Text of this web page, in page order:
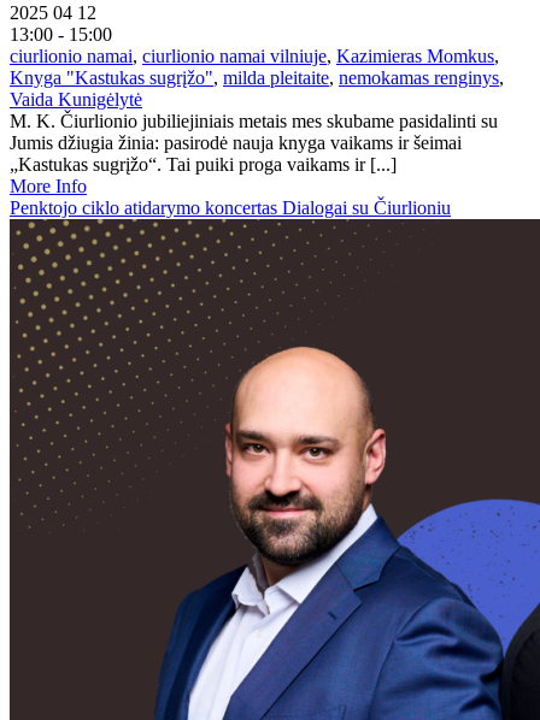
2025 04 12
13:00 - 15:00
ciurlionio namai, ciurlionio namai vilniuje, Kazimieras Momkus,
Knyga "Kastukas sugrįžo", milda pleitaite, nemokamas renginys,
Vaida Kunigėlytė
M. K. Čiurlionio jubiliejiniais metais mes skubame pasidalinti su
Jumis džiugia žinia: pasirodė nauja knyga vaikams ir šeimai
„Kastukas sugrįžo“. Tai puiki proga vaikams ir [...]
More Info
Penktojo ciklo atidarymo koncertas Dialogai su Čiurlioniu